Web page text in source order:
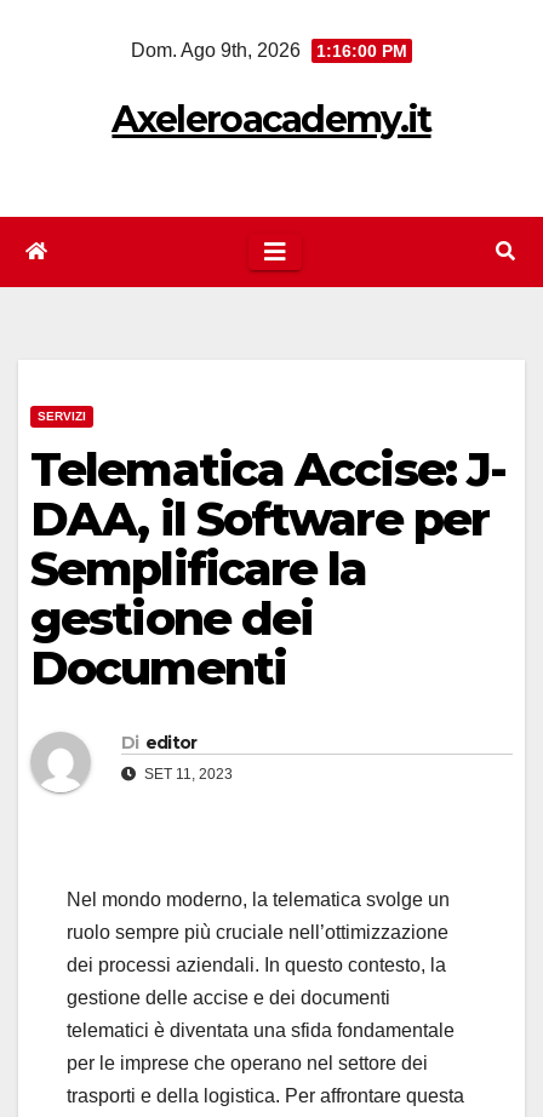
Dom. Ago 9th, 2026 1:16:01 PM
Axeleroacademy.it
SERVIZI
Telematica Accise: J-
DAA, il Software per
Semplificare la
gestione dei
Documenti
Di editor
SET 11, 2023
Nel mondo moderno, la telematica svolge un
ruolo sempre più cruciale nell’ottimizzazione
dei processi aziendali. In questo contesto, la
gestione delle accise e dei documenti
telematici è diventata una sfida fondamentale
per le imprese che operano nel settore dei
trasporti e della logistica. Per affrontare questa